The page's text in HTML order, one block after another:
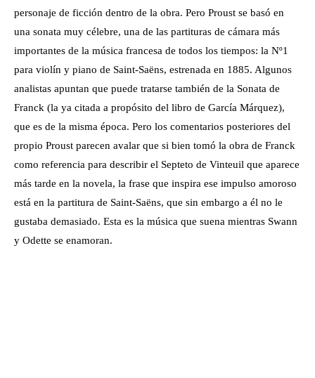
personaje de ficción dentro de la obra. Pero Proust se basó en
una sonata muy célebre, una de las partituras de cámara más
importantes de la música francesa de todos los tiempos: la Nº1
para violín y piano de Saint-Saëns, estrenada en 1885. Algunos
analistas apuntan que puede tratarse también de la Sonata de
Franck (la ya citada a propósito del libro de García Márquez),
que es de la misma época. Pero los comentarios posteriores del
propio Proust parecen avalar que si bien tomó la obra de Franck
como referencia para describir el Septeto de Vinteuil que aparece
más tarde en la novela, la frase que inspira ese impulso amoroso
está en la partitura de Saint-Saëns, que sin embargo a él no le
gustaba demasiado. Esta es la música que suena mientras Swann
y Odette se enamoran.